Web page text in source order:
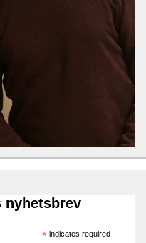
nyhetsbrev
*indicates required